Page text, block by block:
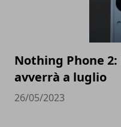
Nothing Phone
avverrà a luglio
26/05/2023